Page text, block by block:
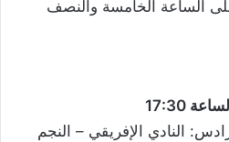
الساعة الخامسة والنصف
النادي الإفريقي – النجم